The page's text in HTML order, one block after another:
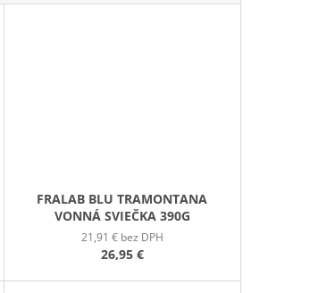
FRALAB BLU TRAMONTANA
VONNÁ SVIEČKA 390G
21,91 € bez DPH
26,95 €